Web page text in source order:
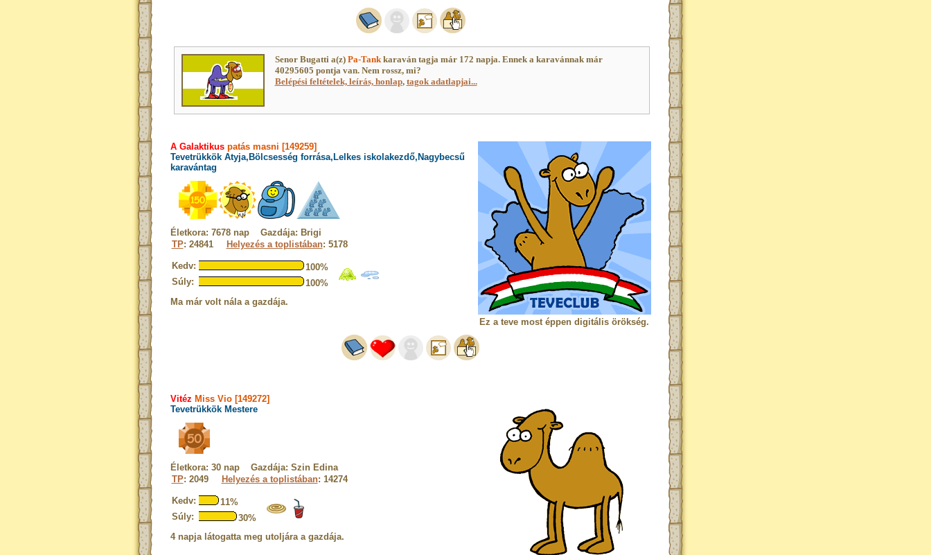
Senor Bugatti a(z) Pa-Tankkaraván tagja már 172 napja. Ennek a karavánnak már
40295605 pontja van. Nem rossz, mi?
Belépési feltételek, leírás, honlap, tagok adatlapjai...
A Galaktikuspatás masni [149259]
Tevetrükkök Atyja,Bölcsesség forrása,Lelkes iskolakezdő,Nagybecsű
karavántag
Életkora: 7678 nap Gazdája: Brigi
TP: 24841 Helyezés a toplistában: 5178
Kedv:
100%
Súly:
100%
Ma már volt nála a gazdája.
Ez a teve most éppen digitális örökség.
Vitéz Miss Vio [149272]
Tevetrükkök Mestere
Életkora: 30 nap Gazdája: Szin Edina
TP: 2049 Helyezés a toplistában: 14274
Kedv:
11%
Súly:
30%
4 napja látogatta meg utoljára a gazdája.